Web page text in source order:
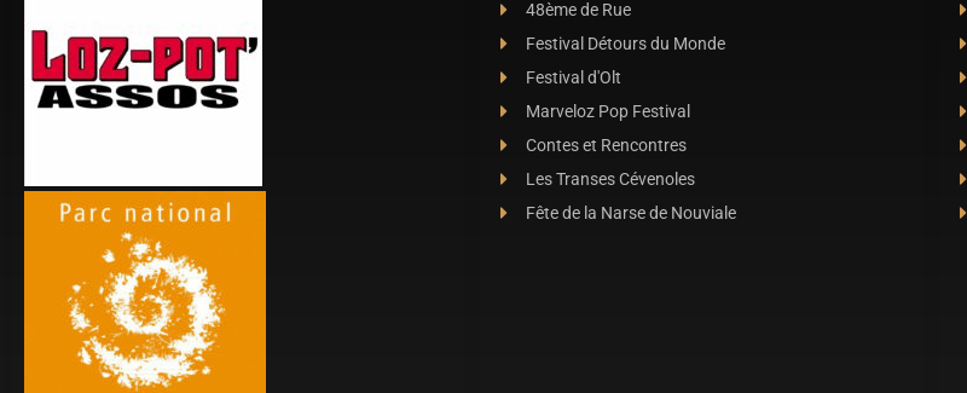
48ème de Rue
Festival Détours du Monde
Festival d'Olt
Marveloz Pop Festival
Contes et Rencontres
Les Transes Cévenoles
Fête de la Narse de Nouviale